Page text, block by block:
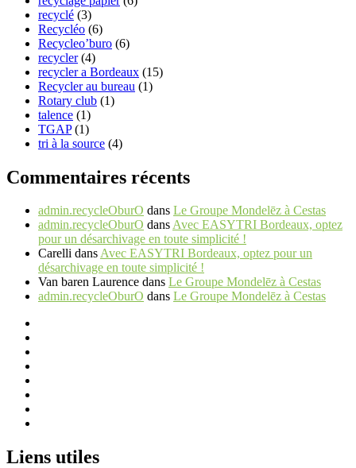
recyclé (3)
Recycléo (6)
Recycleo’buro (6)
recycler(4)
recycler a Bordeaux (15)
Recycler au bureau (1)
Rotary club (1)
talence (1)
TGAP(1)
tri à la source (4)
Commentaires récents
admin.recycleOburO dans Le Groupe Mondelēz à Cestas
admin.recycleOburO dansAvec EASYTRI Bordeaux, optez
pour un désarchivage en toute simplicité !
Carelli dansAvec EASYTRI Bordeaux, optez pour un
désarchivage en toute simplicité !
Van baren Laurence dans Le Groupe Mondelēz à Cestas
admin.recycleOburO dans Le Groupe Mondelēz à Cestas
Liens utiles